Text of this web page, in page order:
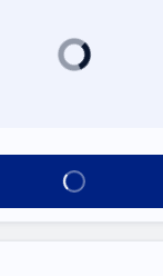
Κλείσε ραντεβού